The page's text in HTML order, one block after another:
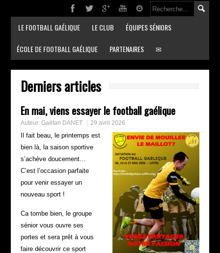
LE FOOTBALL GAÉLIQUE LE CLUB ÉQUIPES SÉNIORS
ÉCOLE DE FOOTBALL GAÉLIQUE PARTENAIRES ✉
Derniers articles
En mai, viens essayer le football gaélique
Auteur:Gaëtan DANET 29 avril 2026
Il fait beau, le printemps est
bien là, la saison sportive
s’achève doucement…
C’est l’occasion parfaite
pour venir essayer un
nouveau sport !
Ca tombe bien, le groupe
sénior vous ouvre ses
portes et sera prêt à vous
faire découvrir ce sport